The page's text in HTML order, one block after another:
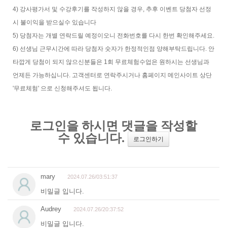
4) 강사평가서 및 수강후기를 작성하지 않을 경우, 추후 이벤트 당첨자 선정
시 불이익을 받으실수 있습니다
5) 당첨자는 개별 연락드릴 예정이오니 전화번호를 다시 한번 확인해주세요.
6) 선생님 근무시간에 따라 당첨자 숫자가 한정적인점 양해부탁드립니다. 안
타깝게 당첨이 되지 않으신분들은 1회 무료체험수업은 원하시는 선생님과
언제든 가능하십니다. 고객센터로 연락주시거나 홈페이지 메인사이트 상단
'무료체험' 으로 신청해주셔도 됩니다.